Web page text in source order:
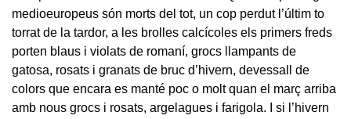
medioeuropeus són morts del tot, un cop perdut l’últim to
torrat de la tardor, a les brolles calcícoles els primers freds
porten blaus i violats de romaní, grocs llampants de
gatosa, rosats i granats de bruc d’hivern, devessall de
colors que encara es manté poc o molt quan el març arriba
amb nous grocs i rosats, argelagues i farigola. I si l’hivern